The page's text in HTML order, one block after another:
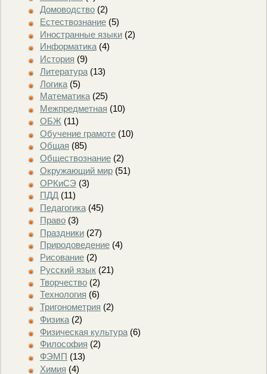
Домоводство(2)
Естествознание(5)
Иностранные языки(2)
Информатика(4)
История (9)
Литература(13)
Логика(5)
Математика(25)
Межпредметная (10)
ОБЖ (11)
Обучение грамоте(10)
Общая (85)
Обществознание(2)
Окружающий мир(51)
ОРКиСЭ(3)
ПДД (11)
Педагогика(45)
Право(3)
Праздники(27)
Природоведение(4)
Рисование(2)
Русский язык(21)
Творчество(2)
Технология (6)
Тригонометрия (2)
Физика(2)
Физическая культура(6)
Философия (2)
ФЭМП (13)
Химия (4)